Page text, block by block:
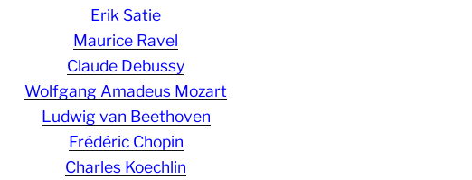
Erik Satie
Maurice Ravel
Claude Debussy
Wolfgang Amadeus Mozart
Ludwig van Beethoven
Frédéric Chopin
Charles Koechlin